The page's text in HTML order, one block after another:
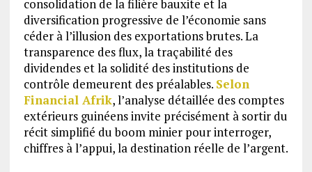
consolidation de la filière bauxite et la
diversification progressive de l’économie sans
céder à l’illusion des exportations brutes. La
transparence des flux, la traçabilité des
dividendes et la solidité des institutions de
contrôle demeurent des préalables. Selon
Financial Afrik, l’analyse détaillée des comptes
extérieurs guinéens invite précisément à sortir du
récit simplifié du boom minier pour interroger,
chiffres à l’appui, la destination réelle de l’argent.